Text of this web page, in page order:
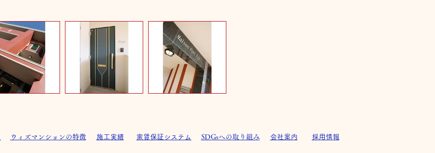
ウィズマンションの特徴 施工実績 家賃保証システム SDGsへの取り組み 会社案内 採用情報